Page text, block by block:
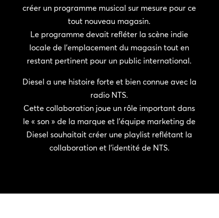
créer un programme musical sur mesure pour ce
tout nouveau magasin.
Le programme devait refléter la scène indie
locale de l’emplacement du magasin tout en
restant pertinent pour un public international.
Diesel a une histoire forte et bien connue avec la
radio NTS.
Cette collaboration joue un rôle important dans
le « son » de la marque et l’équipe marketing de
Diesel souhaitait créer une playlist reflétant la
collaboration et l’identité de NTS.